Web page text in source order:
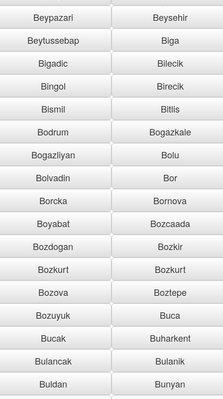
Beypazari
Beysehir
Beytussebap
Biga
Bigadic
Bilecik
Bingol
Birecik
Bismil
Bitlis
Bodrum
Bogazkale
Bogazliyan
Bolu
Bolvadin
Bor
Borcka
Bornova
Boyabat
Bozcaada
Bozdogan
Bozkir
Bozkurt
Bozkurt
Bozova
Boztepe
Bozuyuk
Buca
Bucak
Buharkent
Bulancak
Bulanik
Buldan
Bunyan